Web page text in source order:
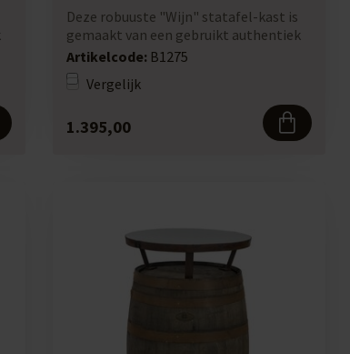
Deze robuuste "Wijn" statafel-kast is
gemaakt van een gebruikt authentiek
225 li...
Artikelcode: B1275
Vergelijk
1.395,00